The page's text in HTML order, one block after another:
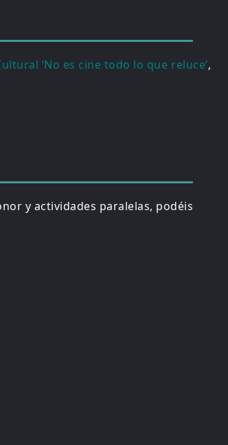
‘No es cine todo lo que reluce’,
y actividades paralelas, podéis